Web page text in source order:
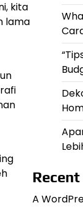
kita
lama
A